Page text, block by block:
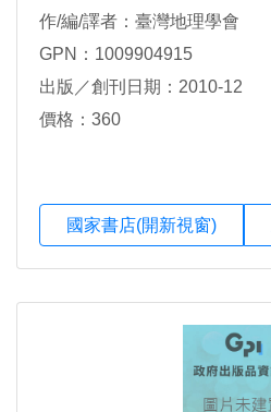
作/編/譯者：臺灣地理學會
GPN：1009904915
出版／創刊日期：2010-12
價格：360
國家書店(開新視窗)